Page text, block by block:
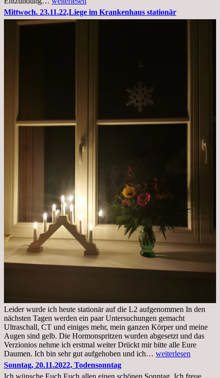
25.11.2022
Kleines
Mittwoch. 23.11.22,Liege im Krankenhaus stationär
Leider wurde ich heute stationär auf die L2 aufgenommen In den
nächsten Tagen werden ein paar Untersuchungen gemacht
Ultraschall, CT und einiges mehr, mein ganzen Körper und meine
Augen sind gelb. Die Hormonspritzen wurden abgesetzt und das
Verzionios nehme ich erstmal weiter Drückt mir bitte alle Eure
Daumen. Ich bin sehr gut aufgehoben und ich… Mittwoch.
weiterlesen
Sonntag, 20.11.2022, Todensonntag
Ich wünsche Euch Euch allen einen schönen Sonntag. Ich freue